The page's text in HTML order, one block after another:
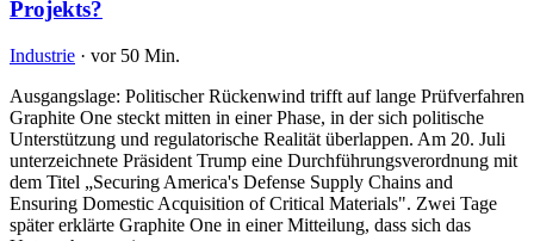
Projekts?
Industrie · vor 50 Min.
Ausgangslage: Politischer Rückenwind trifft auf lange Prüfverfahren
Graphite One steckt mitten in einer Phase, in der sich politische
Unterstützung und regulatorische Realität überlappen. Am 20. Juli
unterzeichnete Präsident Trump eine Durchführungsverordnung mit
dem Titel „Securing America's Defense Supply Chains and
Ensuring Domestic Acquisition of Critical Materials". Zwei Tage
später erklärte Graphite One in einer Mitteilung, dass sich das